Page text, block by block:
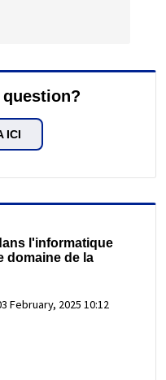
question?
ICI
l'informatique
domaine de la
February, 2025 10:12